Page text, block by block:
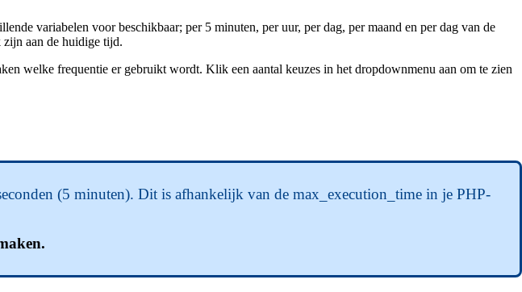
variabelen voor beschikbaar; per 5 minuten, per uur, per dag, per maand en per dag van de
aan de huidige tijd.
welke frequentie er gebruikt wordt. Klik een aantal keuzes in het dropdownmenu aan om te zien
(5 minuten). Dit is afhankelijk van de max_execution_time in je PHP-